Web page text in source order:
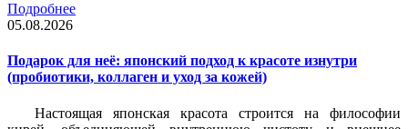
Подробнее
05.08.2026
Подарок для неё: японский подход к красоте изнутри
(пробиотики, коллаген и уход за кожей)
Настоящая японская красота строится на философии